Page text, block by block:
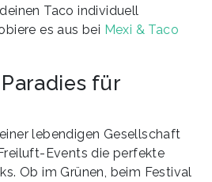
Taco individuell
es aus bei Mexi & Taco
für
lebendigen Gesellschaft
Events die perfekte
Ob im Grünen, beim Festival